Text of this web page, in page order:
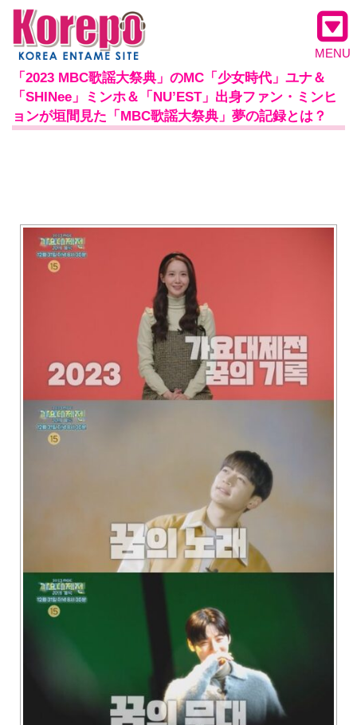
MENU
「2023 MBC歌謡大祭典」のMC「少女時代」ユナ＆
「SHINee」ミンホ＆「NU’EST」出身ファン・ミンヒ
ョンが垣間見た「MBC歌謡大祭典」夢の記録とは？